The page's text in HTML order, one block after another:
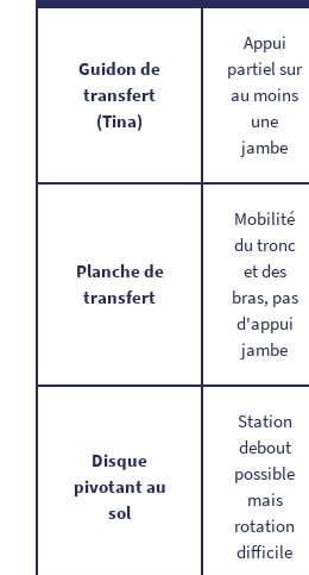
Guidon de
transfert
(Tina)
Appui
partiel sur
au moins
une
jambe
Planche de
transfert
Mobilité
du tronc
et des
bras, pas
d'appui
jambe
Disque
pivotant au
sol
Station
debout
possible
mais
rotation
difficile